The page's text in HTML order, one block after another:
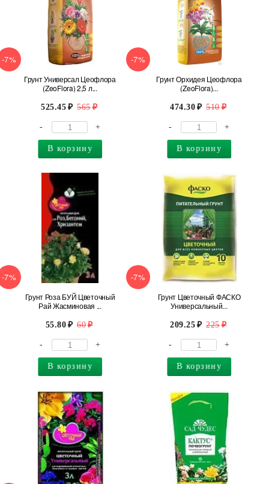
-7%
Грунт Универсал Цеофлора
(ZeoFlora) 2,5 л...
525.45 565
- +
В корзину
-7%
Грунт Орхидея Цеофлора
(ZeoFlora)...
474.30 510
- +
В корзину
-7%
Грунт Роза БУЙ Цветочный
Рай Жасминовая ...
55.80 60
- +
В корзину
-7%
Грунт Цветочный ФАСКО
Универсальный...
209.25 225
- +
В корзину